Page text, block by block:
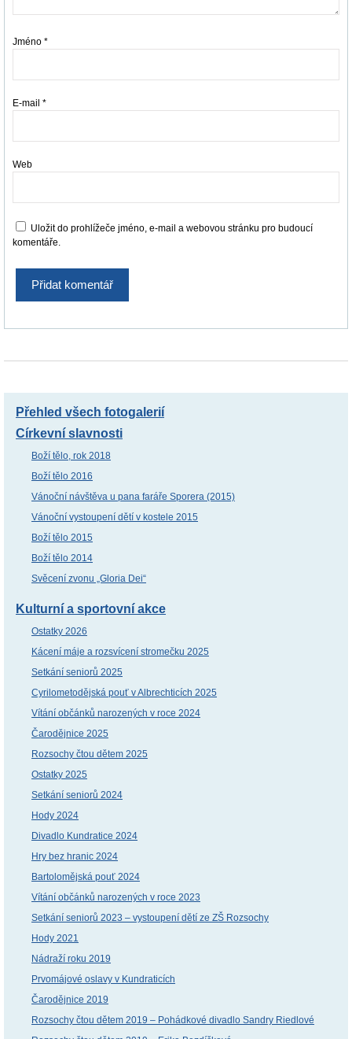
Jméno *
E-mail *
Web
Uložit do prohlížeče jméno, e-mail a webovou stránku pro budoucí
komentáře.
Přehled všech fotogalerií
Církevní slavnosti
Boží tělo, rok 2018
Boží tělo 2016
Vánoční návštěva u pana faráře Sporera (2015)
Vánoční vystoupení dětí v kostele 2015
Boží tělo 2015
Boží tělo 2014
Svěcení zvonu „Gloria Dei“
Kulturní a sportovní akce
Ostatky 2026
Kácení máje a rozsvícení stromečku 2025
Setkání seniorů 2025
Cyrilometodějská pouť v Albrechticích 2025
Vítání občánků narozených v roce 2024
Čarodějnice 2025
Rozsochy čtou dětem 2025
Ostatky 2025
Setkání seniorů 2024
Hody 2024
Divadlo Kundratice 2024
Hry bez hranic 2024
Bartolomějská pouť 2024
Vítání občánků narozených v roce 2023
Setkání seniorů 2023 – vystoupení dětí ze ZŠ Rozsochy
Hody 2021
Nádraží roku 2019
Prvomájové oslavy v Kundraticích
Čarodějnice 2019
Rozsochy čtou dětem 2019 – Pohádkové divadlo Sandry Riedlové